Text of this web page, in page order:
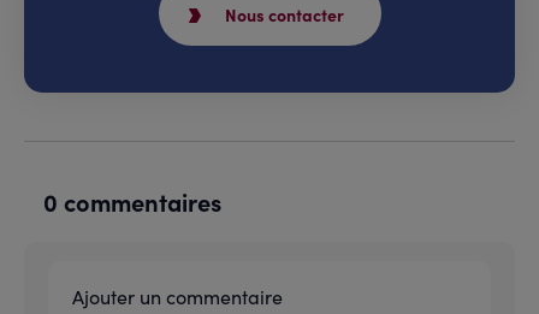
0 commentaires
Nous contacter